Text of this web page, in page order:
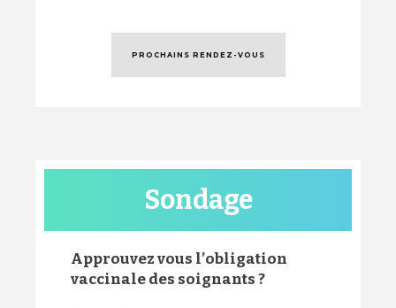
PROCHAINS RENDEZ-VOUS
Sondage
Approuvez vous l’obligation
vaccinale des soignants ?